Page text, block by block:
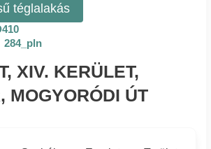
téglalakás
284_pln
XIV. KERÜLET,
MOGYORÓDI ÚT